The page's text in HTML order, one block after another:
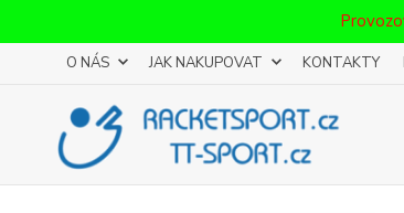
O NÁS JAK NAKUPOVAT KONTAKTY